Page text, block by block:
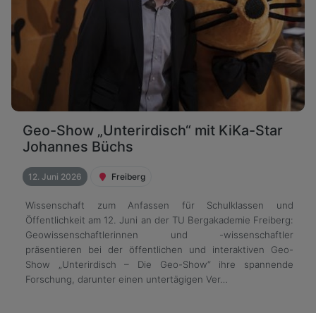
Geo-Show „Unterirdisch“ mit KiKa-Star
Johannes Büchs
12. Juni 2026 Freiberg
Wissenschaft zum Anfassen für Schulklassen und
Öffentlichkeit am 12. Juni an der TU Bergakademie Freiberg:
Geowissenschaftlerinnen und -wissenschaftler
präsentieren bei der öffentlichen und interaktiven Geo-
Show „Unterirdisch – Die Geo-Show“ ihre spannende
Forschung, darunter einen untertägigen Ver…